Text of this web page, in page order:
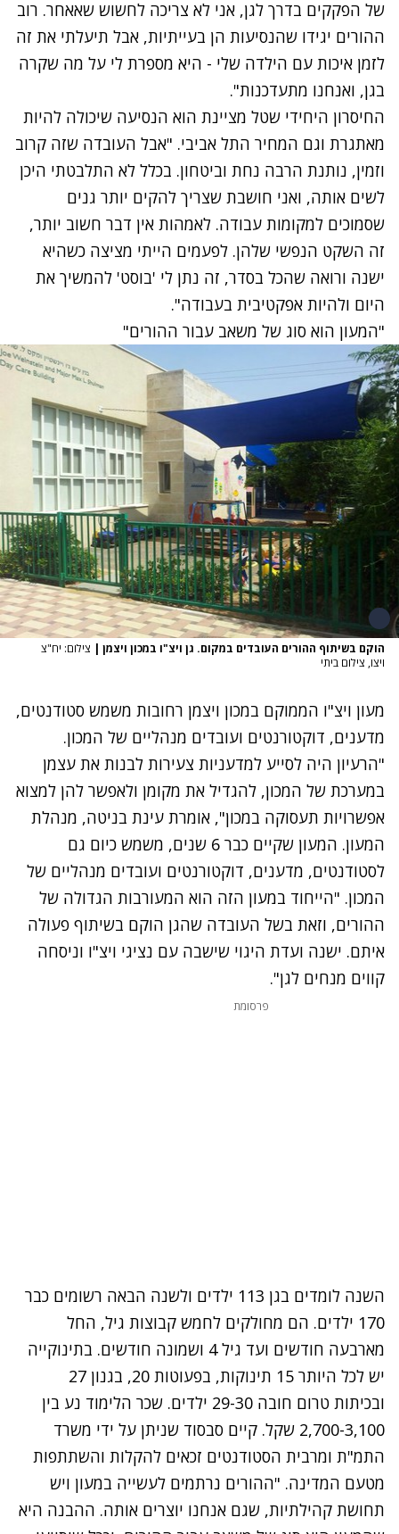
של הפקקים בדרך לגן, אני לא צריכה לחשוש שאאחר. רוב
ההורים יגידו שהנסיעות הן בעייתיות, אבל תיעלתי את זה
לזמן איכות עם הילדה שלי - היא מספרת לי על מה שקרה
בגן, ואנחנו מתעדכנות".
החיסרון היחידי שטל מציינת הוא הנסיעה שיכולה להיות
מאתגרת וגם המחיר התל אביבי. "אבל העובדה שזה קרוב
וזמין, נותנת הרבה נחת וביטחון. בכלל לא התלבטתי היכן
לשים אותה, ואני חושבת שצריך להקים יותר גנים
שסמוכים למקומות עבודה. לאמהות אין דבר חשוב יותר,
זה השקט הנפשי שלהן. לפעמים הייתי מציצה כשהיא
ישנה ורואה שהכל בסדר, זה נתן לי 'בוסט' להמשיך את
היום ולהיות אפקטיבית בעבודה".
"המעון הוא סוג של משאב עבור ההורים"
הוקם בשיתוף ההורים העובדים במקום. גן ויצ"ו במכון ויצמן | צילום: יח"צ
ויצו, צילום ביתי
מעון ויצ"ו הממוקם במכון ויצמן רחובות משמש סטודנטים,
מדענים, דוקטורנטים ועובדים מנהליים של המכון.
"הרעיון היה לסייע למדעניות צעירות לבנות את עצמן
במערכת של המכון, להגדיל את מקומן ולאפשר להן למצוא
אפשרויות תעסוקה במכון", אומרת עינת בניטה, מנהלת
המעון. המעון שקיים כבר 6 שנים, משמש כיום גם
לסטודנטים, מדענים, דוקטורנטים ועובדים מנהליים של
המכון. "הייחוד במעון הזה הוא המעורבות הגדולה של
ההורים, וזאת בשל העובדה שהגן הוקם בשיתוף פעולה
איתם. ישנה ועדת היגוי שישבה עם נציגי ויצ"ו וניסחה
קווים מנחים לגן".
פרסומת
השנה לומדים בגן 113 ילדים ולשנה הבאה רשומים כבר
170 ילדים. הם מחולקים לחמש קבוצות גיל, החל
מארבעה חודשים ועד גיל 4 ושמונה חודשים. בתינוקייה
יש לכל היותר 15 תינוקות, בפעוטות 20, בגנון 27
ובכיתות טרום חובה 29-30 ילדים. שכר הלימוד נע בין
2,700-3,100 שקל. קיים סבסוד שניתן על ידי משרד
התמ"ת ומרבית הסטודנטים זכאים להקלות והשתתפות
מטעם המדינה. "ההורים נרתמים לעשייה במעון ויש
תחושת קהילתיות, שגם אנחנו יוצרים אותה. ההבנה היא